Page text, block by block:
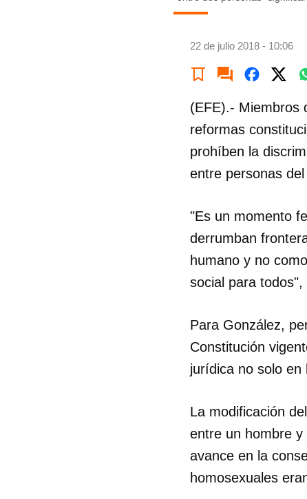
22 de julio 2018 - 10:06
(EFE).- Miembros
reformas
prohíben la
entre personas
"Es un momento
derrumban
humano y no
social para
Para González,
Constitución
jurídica no solo en
La modificación
entre un hombre
avance en la
homosexuales